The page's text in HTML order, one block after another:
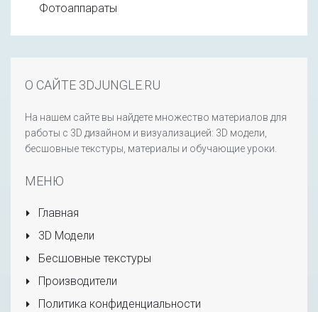
Фотоаппараты
О САЙТЕ 3DJUNGLE.RU
На нашем сайте вы найдете множество материалов для
работы с 3D дизайном и визуализацией: 3D модели,
бесшовные текстуры, материалы и обучающие уроки.
МЕНЮ
Главная
3D Модели
Бесшовные текстуры
Производители
Политика конфиденциальности